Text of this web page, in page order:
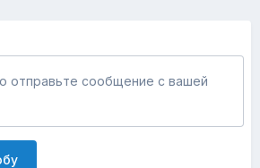
отправьте сообщение с вашей